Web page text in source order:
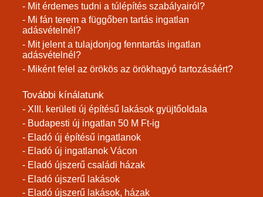
- Mit érdemes tudni a túlépítés szabályairól?
- Mi fán terem a függőben tartás ingatlan
adásvételnél?
- Mit jelent a tulajdonjog fenntartás ingatlan
adásvételnél?
- Miként felel az örökös az örökhagyó tartozásáért?
További kínálatunk
- XIII. kerületi új építésű lakások gyüjtőoldala
- Budapesti új ingatlan 50 M Ft-ig
- Eladó új építésű ingatlanok
- Eladó új ingatlanok Vácon
- Eladó újszerű családi házak
- Eladó újszerű lakások
- Eladó újszerű lakások, házak